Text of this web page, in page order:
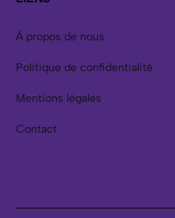
À propos de nous
Politique de confidentialité
Mentions légales
Contact